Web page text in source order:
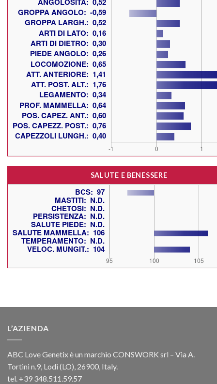
SALUTE E BENESSERE
L’AZIENDA
ABC Love Genetix è un marchio CONSWORK srl – Via A.
Tortini n.9, Lodi (LO), 26900, Italy.
tel. +39 348.511.59.57